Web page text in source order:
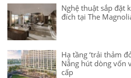
Nghệ thuật sắp đặt
đích tại The
Hạ tầng ‘trải thảm
Nẵng hút dòng vốn
cấp